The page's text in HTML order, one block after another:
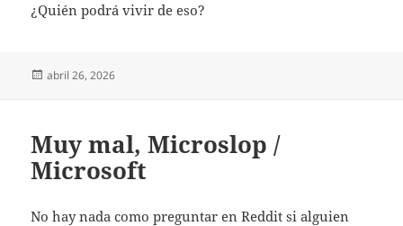
¿Quién podrá vivir de eso?
Publicado
abril 26, 2026
Muy mal, Microslop /
Microsoft
No hay nada como preguntar en Reddit si alguien